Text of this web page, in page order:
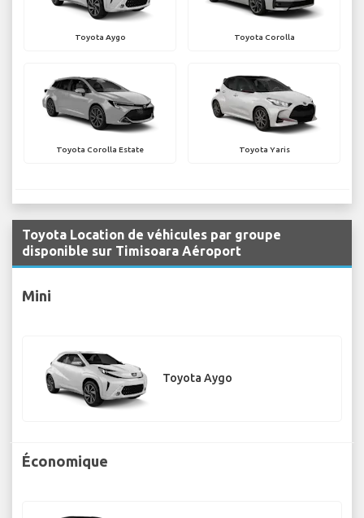
Toyota Aygo Toyota Corolla
Toyota Corolla Estate Toyota Yaris
Toyota Location de véhicules par groupe
disponible sur Timisoara Aéroport
Mini
Toyota Aygo
Économique